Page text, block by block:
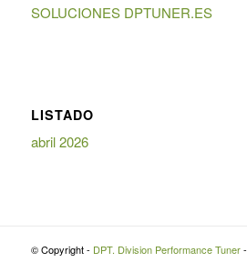
SOLUCIONES DPTUNER.ES
LISTADO
abril 2026
© Copyright - DPT. Division Performance Tuner-